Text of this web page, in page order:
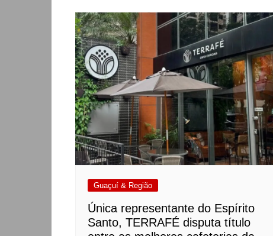
Guaçuí & Região
Única representante do Espírito
Santo, TERRAFÉ disputa título